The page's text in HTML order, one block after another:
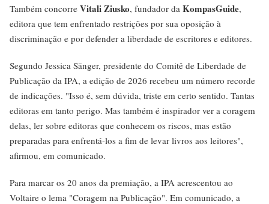
Também concorre Vitali Ziusko, fundador da KompasGuide,
editora que tem enfrentado restrições por sua oposição à
discriminação e por defender a liberdade de escritores e editores.
Segundo Jessica Sänger, presidente do Comitê de Liberdade de
Publicação da IPA, a edição de 2026 recebeu um número recorde
de indicações. "Isso é, sem dúvida, triste em certo sentido. Tantas
editoras em tanto perigo. Mas também é inspirador ver a coragem
delas, ler sobre editoras que conhecem os riscos, mas estão
preparadas para enfrentá-los a fim de levar livros aos leitores",
afirmou, em comunicado.
Para marcar os 20 anos da premiação, a IPA acrescentou ao
Voltaire o lema "Coragem na Publicação". Em comunicado, a